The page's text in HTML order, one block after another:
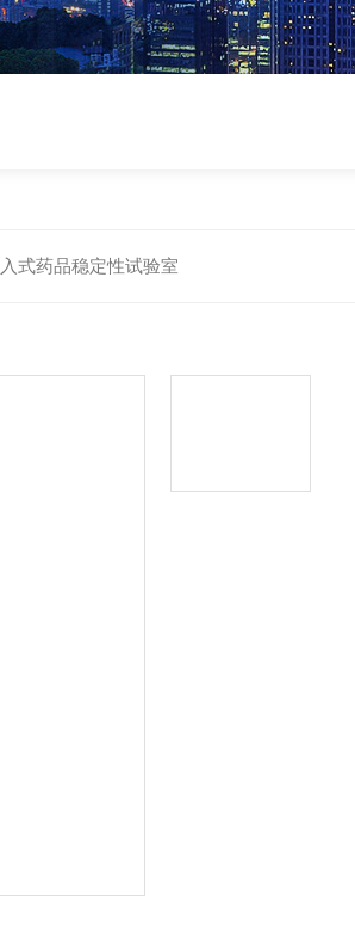
式药品稳定性试验室